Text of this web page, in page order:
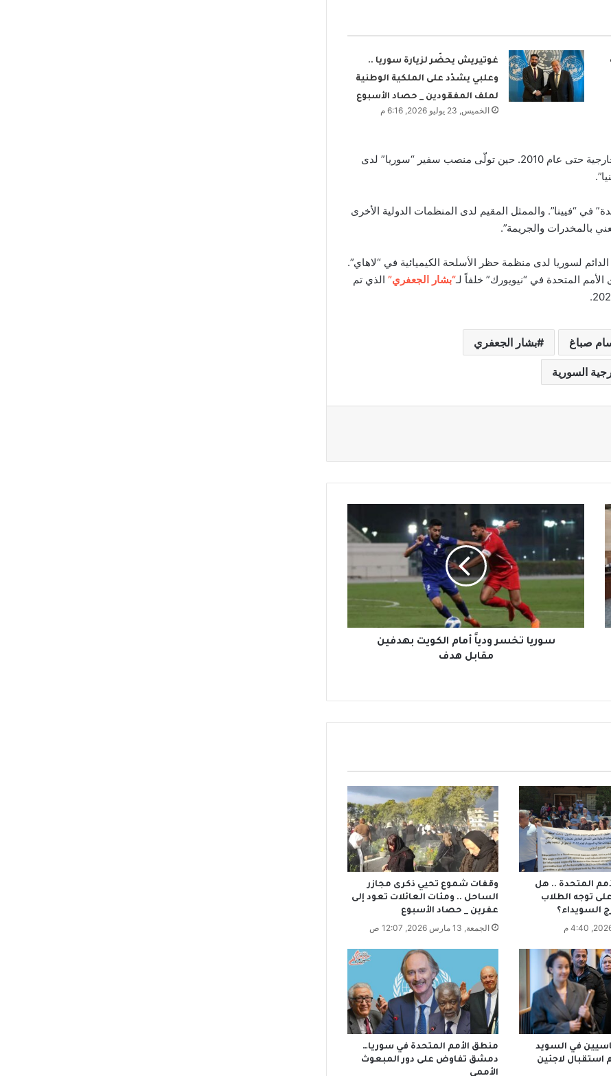
غوتيريش يحضّر لزيارة سوريا ..
وعلبي يشدّد على الملكية الوطنية
لملف المفقودين _ حصاد الأسبوع
الخميس, 23 يوليو 2026, 6:16 م
ومنذ عام 2006 أصبح “صباغ” مدير إدارة مكتب وزير الخارجية حتى عام 2010. حين تولّى منصب سفير “سوريا” لدى
في “فيينا”. والممثل المقيم لدى المنظمات الدولية الأخرى
بالمخدرات والجريمة”.
المندوب الدائم لسوريا لدى منظمة حظر الأسلحة الكيميائية في “لاهاي”.
“بشار الجعفري” الذي تم
صباغ بشار الجعفري
السورية
ر
ي
ت
س
ر
أ
ل
ك
و
ي
ت
ب
ه
د
ف
ي
ن
م
ا
ب
ل
ه
د
ف
سوريا تخسر ودياً أمام الكويت بهدفين
مقابل هدف
المتحدة .. هل
توجه الطلاب
السويداء؟
وقفات شموع تحيي ذكرى مجازر
الساحل .. ومئات العائلات تعود إلى
عفرين _ حصاد الأسبوع
الجمعة, 13 مارس 2026, 12:07 ص
6 سياسيين في السويد
لاجئين
منطق الأمم المتحدة في سوريا…
دمشق تفاوض على دور المبعوث
الأممي